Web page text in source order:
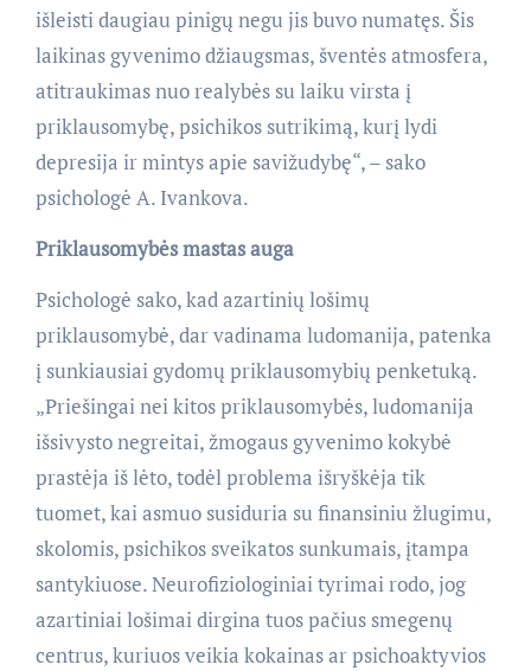
išleisti daugiau pinigų negu jis buvo numatęs. Šis
laikinas gyvenimo džiaugsmas, šventės atmosfera,
atitraukimas nuo realybės su laiku virsta į
priklausomybę, psichikos sutrikimą, kurį lydi
depresija ir mintys apie savižudybę“, – sako
psichologė A. Ivankova.
Priklausomybės mastas auga
Psichologė sako, kad azartinių lošimų
priklausomybė, dar vadinama ludomanija, patenka
į sunkiausiai gydomų priklausomybių penketuką.
„Priešingai nei kitos priklausomybės, ludomanija
išsivysto negreitai, žmogaus gyvenimo kokybė
prastėja iš lėto, todėl problema išryškėja tik
tuomet, kai asmuo susiduria su finansiniu žlugimu,
skolomis, psichikos sveikatos sunkumais, įtampa
santykiuose. Neurofiziologiniai tyrimai rodo, jog
azartiniai lošimai dirgina tuos pačius smegenų
centrus, kuriuos veikia kokainas ar psichoaktyvios